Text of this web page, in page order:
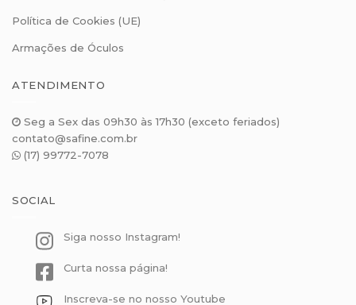
Política de Cookies (UE)
Armações de Óculos
ATENDIMENTO
Seg a Sex das 09h30 às 17h30 (exceto feriados)
contato@safine.com.br
(17) 99772-7078
SOCIAL
Siga nosso Instagram!
Curta nossa página!
Inscreva-se no nosso Youtube